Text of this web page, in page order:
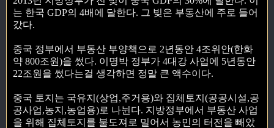
는 한국 GDP의 4배에 달한다. 그 빚은 부동산에 주로 들어
갔다.
중국 정부에서 부동산 부양책으로 2년동안 4조위안(한화
약 800조원)을 썼다. 이명박 정부가 4대강 사업에 5년동안
22조원을 썼다는걸 생각하면 정말 큰 액수이다.
중국 토지는 국유지(상업,주거용)와 집체토지(공공시설,공
공사업,농지,농업용)로 나뉜다. 지방정부에서 부동산 사업
을 위해 집체토지를 불도져로 밀어서 농민의 터전을 빼았